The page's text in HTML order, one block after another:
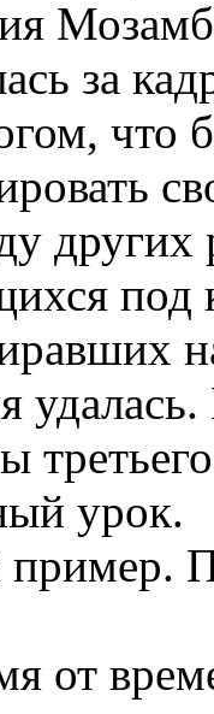
за
что
других
урок.
от